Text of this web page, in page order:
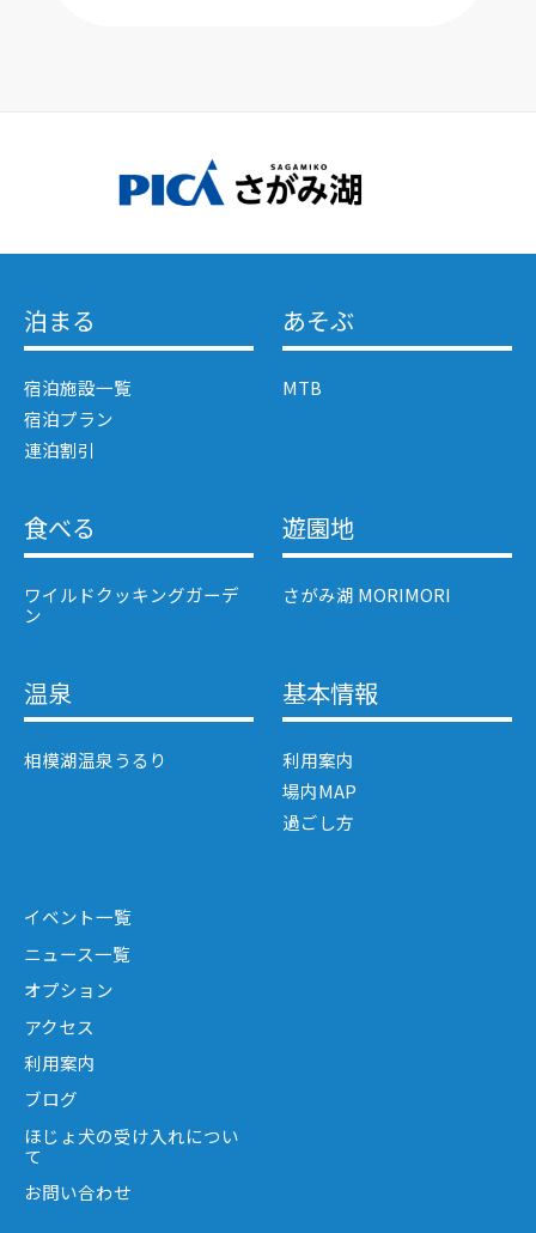
泊まる
宿泊施設一覧
宿泊プラン
連泊割引
あそぶ
MTB
食べる
ワイルドクッキングガーデ
ン
遊園地
さがみ湖 MORIMORI
温泉
相模湖温泉うるり
基本情報
利用案内
場内MAP
過ごし方
イベント一覧
ニュース一覧
オプション
アクセス
利用案内
ブログ
ほじょ犬の受け入れについ
て
お問い合わせ